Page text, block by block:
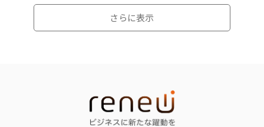
選んだのは就活ではなく学
生起業家の道｜合同会社ド
ルフィン 木下銀次郎さん
顧客の「なぜ」をテクノロ
ジーで可視化する｜
curioph株式会社玉木穣太
さらに表示